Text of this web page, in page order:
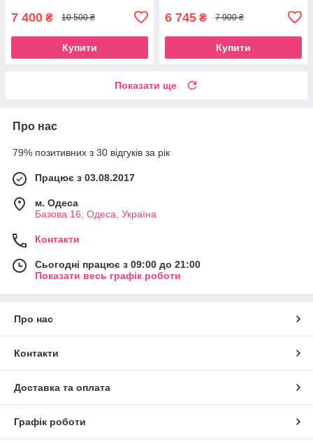
7 400 ₴ 10 500 ₴
Купити
6 745 ₴ 7 900 ₴
Купити
Показати ще
Про нас
79% позитивних з 30 відгуків за рік
Працює з 03.08.2017
м. Одеса
Базова 16, Одеса, Україна
Контакти
Сьогодні працює з 09:00 до 21:00
Показати весь графік роботи
Про нас
Контакти
Доставка та оплата
Графік роботи